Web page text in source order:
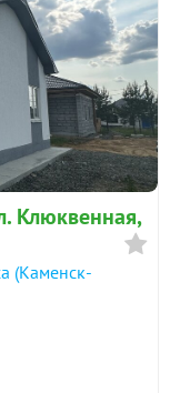
Клюквенная,
(Каменск-